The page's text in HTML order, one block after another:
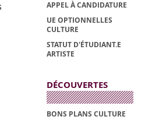
APPEL À CANDIDATURE
UE OPTIONNELLES
CULTURE
STATUT D'ÉTUDIANT.E
ARTISTE
DÉCOUVERTES
BONS PLANS CULTURE